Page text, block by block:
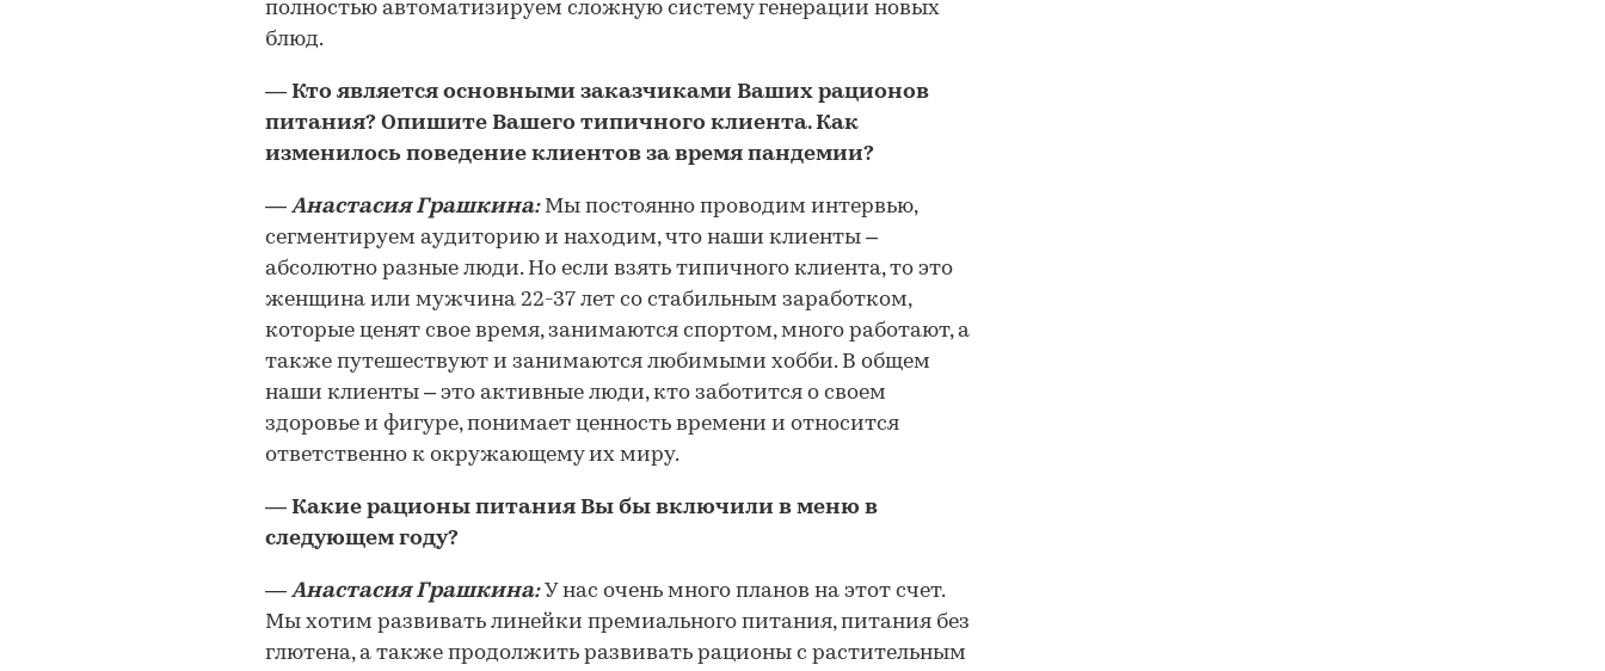
полностью автоматизируем сложную систему генерации новых
блюд.
― Кто является основными заказчиками Ваших рационов
питания? Опишите Вашего типичного клиента. Как
изменилось поведение клиентов за время пандемии?
― Анастасия Грашкина:Мы постоянно проводим интервью,
сегментируем аудиторию и находим, что наши клиенты –
абсолютно разные люди. Но если взять типичного клиента, то это
женщина или мужчина 22-37 лет со стабильным заработком,
которые ценят свое время, занимаются спортом, много работают, а
также путешествуют и занимаются любимыми хобби. В общем
наши клиенты – это активные люди, кто заботится о своем
здоровье и фигуре, понимает ценность времени и относится
ответственно к окружающему их миру.
― Какие рационы питания Вы бы включили в меню в
следующем году?
― Анастасия Грашкина:У нас очень много планов на этот счет.
Мы хотим развивать линейки премиального питания, питания без
глютена, а также продолжить развивать рационы с растительным